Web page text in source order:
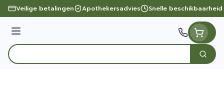
Ga naar de inhoud
Veilige betalingen Apothekersadvies Snelle beschikbaarheid
Menu
Product, merk, categorie...
Zoek